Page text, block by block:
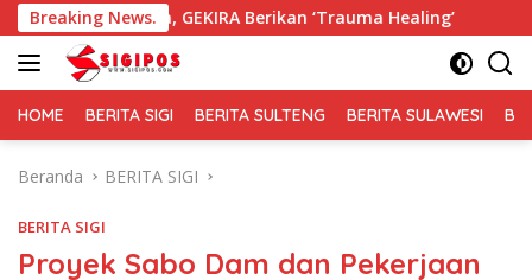
Langsung
ke
konten
Breaking News.
GEKIRA Berikan ‘Trauma Healing’ Membaur
HOME BERITA SIGI BERITA SULTENG BERITA SULAWESI
Beranda BERITA SIGI
BERITA SIGI
Proyek Sabo Dam dan Pekerjaan